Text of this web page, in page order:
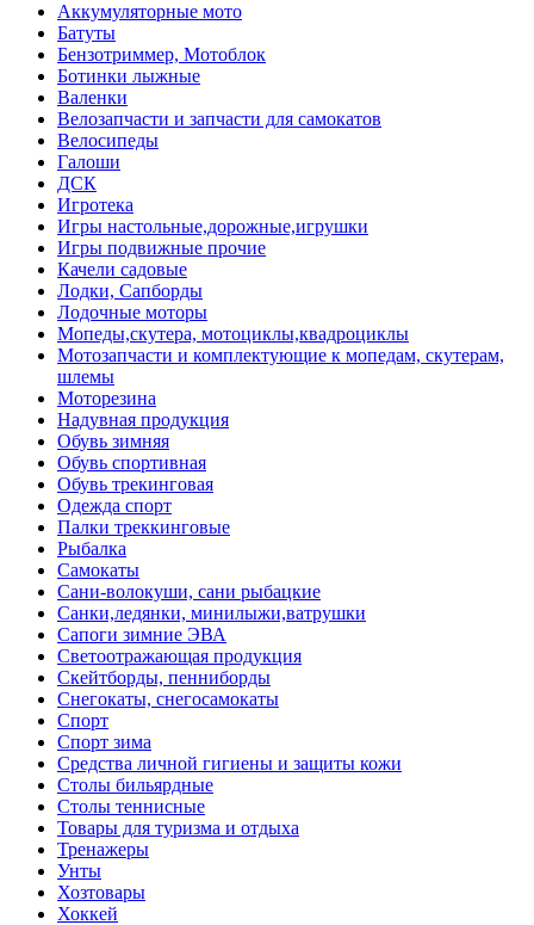
Аккумуляторные мото
Батуты
Бензотриммер, Мотоблок
Ботинки лыжные
Валенки
Велозапчасти и запчасти для самокатов
Велосипеды
Галоши
ДСК
Игротека
Игры настольные,дорожные,игрушки
Игры подвижные прочие
Качели садовые
Лодки, Сапборды
Лодочные моторы
Мопеды,скутера, мотоциклы,квадроциклы
Мотозапчасти и комплектующие к мопедам, скутерам,
шлемы
Моторезина
Надувная продукция
Обувь зимняя
Обувь спортивная
Обувь трекинговая
Одежда спорт
Палки треккинговые
Рыбалка
Самокаты
Сани-волокуши, сани рыбацкие
Санки,ледянки, минилыжи,ватрушки
Сапоги зимние ЭВА
Светоотражающая продукция
Скейтборды, пенниборды
Снегокаты, снегосамокаты
Спорт
Спорт зима
Средства личной гигиены и защиты кожи
Столы бильярдные
Столы теннисные
Товары для туризма и отдыха
Тренажеры
Унты
Хозтовары
Хоккей